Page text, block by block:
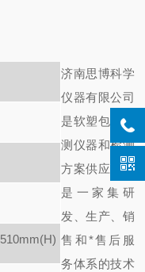
510mm(H)
济南思博科学
仪器有限公司
是软塑包装检
测仪器和检测
方案供应商，
是一家集研
发、生产、销
售和*售后服
务体系的技术